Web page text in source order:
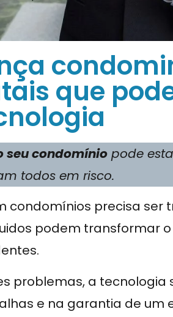
que
seu condomínio pode
todos em risco.
condomínios precisa
podem transformar
problemas, a
e na garantia de um